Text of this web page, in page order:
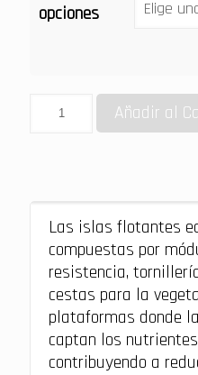
opciones
Añadir al
Las islas flotantes
compuestas por
resistencia,
cestas para la
plataformas donde
captan los
contribuyendo a